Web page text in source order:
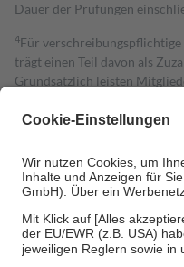
Dauer der Prüfungen
4Für
trägt einen Teil davon als
Grundsätzlich leisten
Diese Regeln gelten
Um das Engagement der
• Kindern und Jugendlichen
• Untersuchungen zur
• empfohlenen
• Harn- und Blutteststreifen